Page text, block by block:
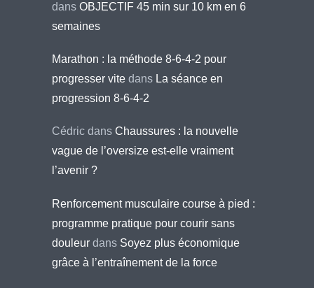
dans OBJECTIF 45 min sur 10 km en 6
semaines
Marathon : la méthode 8-6-4-2 pour
progresser vite dans La séance en
progression 8-6-4-2
Cédric dans Chaussures : la nouvelle
vague de l’oversize est-elle vraiment
l’avenir ?
Renforcement musculaire course à pied :
programme pratique pour courir sans
douleur dans Soyez plus économique
grâce à l’entraînement de la force